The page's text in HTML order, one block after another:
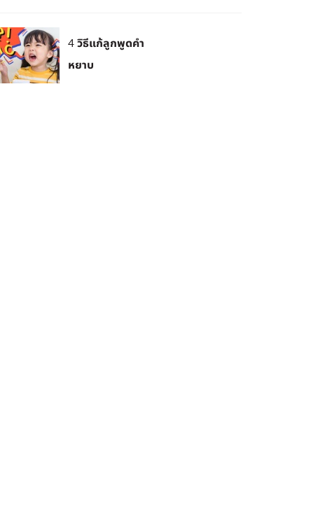
4 วิธีแก้ลูกพูดคำ
หยาบ